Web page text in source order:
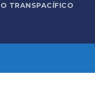
TRANSPACÍFICO